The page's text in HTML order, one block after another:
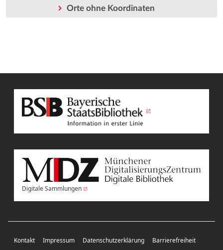
Orte ohne Koordinaten
Digitale Sammlungen
Kontakt Impressum Datenschutzerklärung Barrierefreiheit